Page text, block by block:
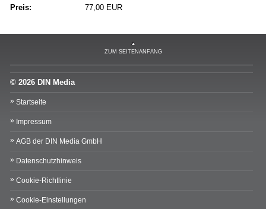
Preis:
77,00 EUR
ZUM SEITENANFANG
© 2026 DIN Media
Startseite
Impressum
AGB der DIN Media GmbH
Datenschutzhinweis
Cookie-Richtlinie
Cookie-Einstellungen